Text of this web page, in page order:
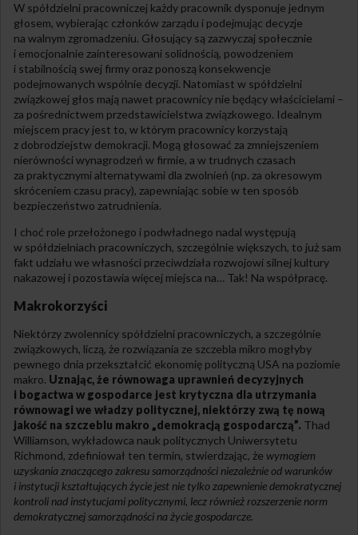
W spółdzielni pracowniczej każdy pracownik dysponuje jednym
głosem, wybierając członków zarządu i podejmując decyzje
na walnym zgromadzeniu. Głosujący są zazwyczaj społecznie
i emocjonalnie zainteresowani solidnością, powodzeniem
i stabilnością swej firmy oraz ponoszą konsekwencje
podejmowanych wspólnie decyzji. Natomiast w spółdzielni
związkowej głos mają nawet pracownicy nie będący właścicielami –
za pośrednictwem przedstawicielstwa związkowego. Idealnym
miejscem pracy jest to, w którym pracownicy korzystają
z dobrodziejstw demokracji. Mogą głosować za zmniejszeniem
nierówności wynagrodzeń w firmie, a w trudnych czasach
za praktycznymi alternatywami dla zwolnień (np. za okresowym
skróceniem czasu pracy), zapewniając sobie w ten sposób
bezpieczeństwo zatrudnienia.
I choć role przełożonego i podwładnego nadal występują
w spółdzielniach pracowniczych, szczególnie większych, to już sam
fakt udziału we własności przeciwdziała rozwojowi silnej kultury
nakazowej i pozostawia więcej miejsca na… Tak! Na współpracę.
Makrokorzyści
Niektórzy zwolennicy spółdzielni pracowniczych, a szczególnie
związkowych, liczą, że rozwiązania ze szczebla mikro mogłyby
pewnego dnia przekształcić ekonomię polityczną USA na poziomie
makro. Uznając, że równowaga uprawnień decyzyjnych
i bogactwa w gospodarce jest krytyczna dla utrzymania
równowagi we władzy politycznej, niektórzy zwą tę nową
jakość na szczeblu makro „demokracją gospodarczą”. Thad
Williamson, wykładowca nauk politycznych Uniwersytetu
Richmond, zdefiniował ten termin, stwierdzając, że wymogiem
uzyskania znaczącego zakresu samorządności niezależnie od warunków
i instytucji kształtujących życie jest nie tylko zapewnienie demokratycznej
kontroli nad instytucjami politycznymi, lecz również rozszerzenie norm
demokratycznej samorządności na życie gospodarcze.